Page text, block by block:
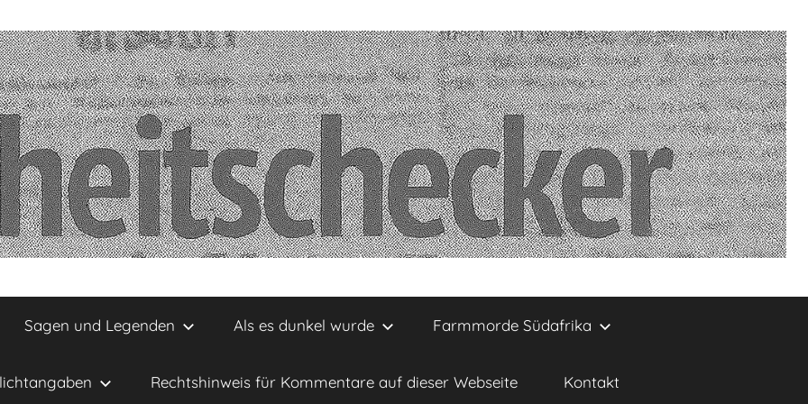
Sagen und Legenden Als es dunkel wurde Farmmorde Südafrika
Rechtshinweis für Kommentare auf dieser Webseite Kontakt